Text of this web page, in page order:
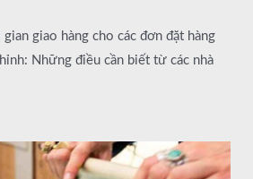
gian giao hàng cho các đơn đặt hàng
Những điều cần biết từ các nhà